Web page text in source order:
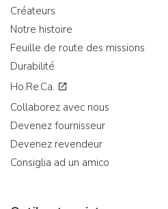
Créateurs
Notre histoire
Feuille de route des missions
Durabilité
Ho.Re.Ca.
Collaborez avec nous
Devenez fournisseur
Devenez revendeur
Consiglia ad un amico